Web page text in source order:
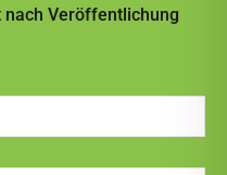
2024 - Modern Line
Veröffentlichung